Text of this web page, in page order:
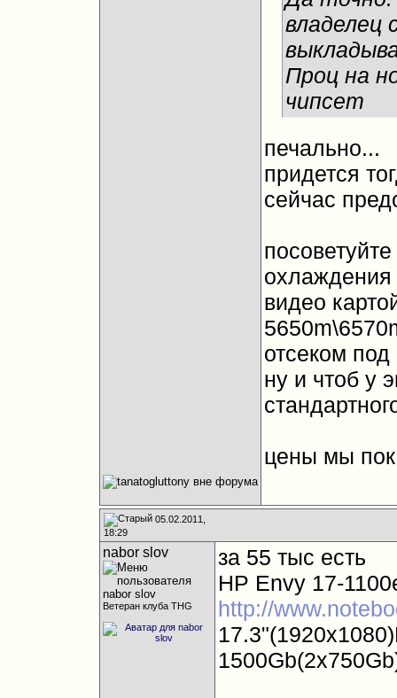
владелец
Проц на
чипсет
печально...
придется
сейчас
охлаждения
видео
отсеком под
ну и чтоб у
цены мы
05.02.2011,
18:29
nabor slov
Ветеран клуба THG
за 55 тыс есть
HP Envy 17-
http://